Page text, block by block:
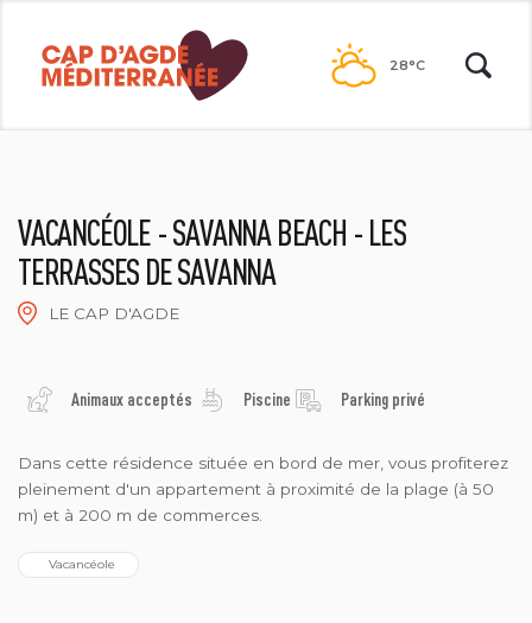
contenu
28°C
VACANCÉOLE - SAVANNA BEACH - LES
TERRASSES DE SAVANNA
LE CAP D'AGDE
Animaux acceptés Piscine Parking privé
Dans cette résidence située en bord de mer, vous profiterez
pleinement d'un appartement à proximité de la plage (à 50
m) et à 200 m de commerces.
  Vacancéole